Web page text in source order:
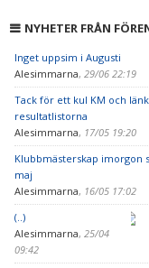
NYHETER FRÅN
Inget uppsim i Augusti
Alesimmarna, 29/06 22:19
Tack för ett kul KM och
resultatlistorna
Alesimmarna, 17/05 19:20
Klubbmästerskap imorgon
maj
Alesimmarna, 16/05 17:02
(..)
Alesimmarna, 25/04
09:42